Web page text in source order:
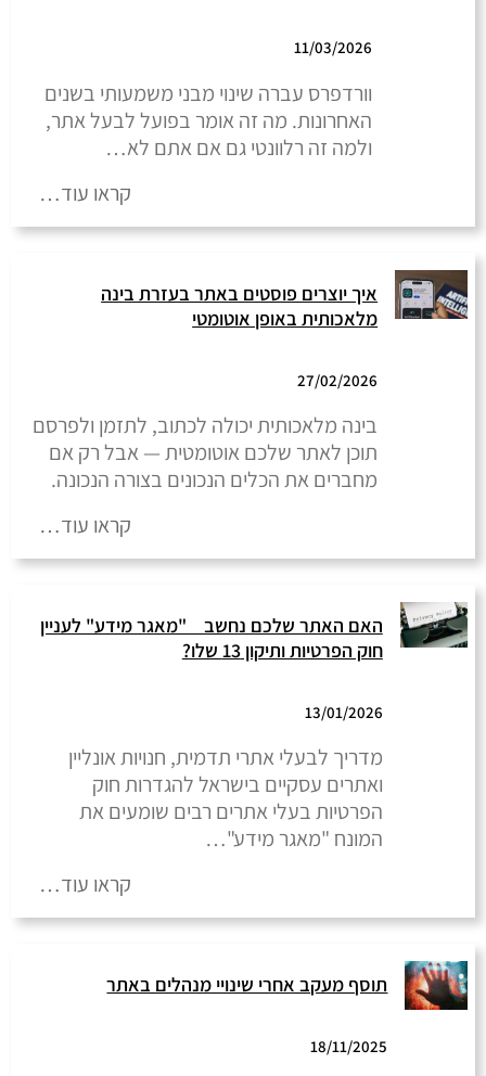
11/03/2026
וורדפרס עברה שינוי מבני משמעותי בשנים
האחרונות. מה זה אומר בפועל לבעל אתר,
ולמה זה רלוונטי גם אם אתם לא…
קראו עוד…
איך יוצרים פוסטים באתר בעזרת בינה
מלאכותית באופן אוטומטי
27/02/2026
בינה מלאכותית יכולה לכתוב, לתזמן ולפרסם
תוכן לאתר שלכם אוטומטית — אבל רק אם
מחברים את הכלים הנכונים בצורה הנכונה.
קראו עוד…
האם האתר שלכם נחשב "מאגר מידע" לעניין
חוק הפרטיות ותיקון 13 שלו?
13/01/2026
מדריך לבעלי אתרי תדמית, חנויות אונליין
ואתרים עסקיים בישראל להגדרות חוק
הפרטיות בעלי אתרים רבים שומעים את
המונח "מאגר מידע"…
קראו עוד…
תוסף מעקב אחרי שינויי מנהלים באתר
18/11/2025